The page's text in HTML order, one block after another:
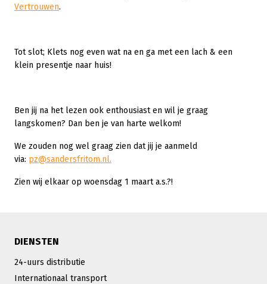
Vertrouwen.
Tot slot; Klets nog even wat na en ga met een lach & een
klein presentje naar huis!
Ben jij na het lezen ook enthousiast en wil je graag
langskomen? Dan ben je van harte welkom!
We zouden nog wel graag zien dat jij je aanmeld
via: pz@sandersfritom.nl.
Zien wij elkaar op woensdag 1 maart a.s.?!
DIENSTEN
24-uurs distributie
Internationaal transport